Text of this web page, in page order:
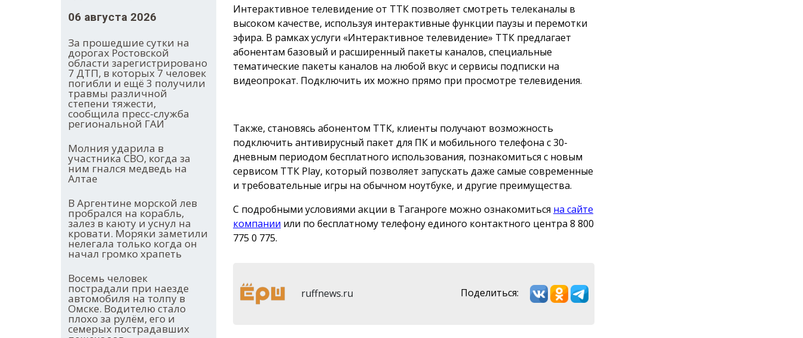
06 августа 2026
За прошедшие сутки на
дорогах Ростовской
области зарегистрировано
7 ДТП, в которых 7 человек
погибли и ещё 3 получили
травмы различной
степени тяжести,
сообщила пресс-служба
региональной ГАИ
Молния ударила в
участника СВО, когда за
ним гнался медведь на
Алтае
В Аргентине морской лев
пробрался на корабль,
залез в каюту и уснул на
кровати. Моряки заметили
нелегала только когда он
начал громко храпеть
Восемь человек
пострадали при наезде
автомобиля на толпу в
Омске. Водителю стало
плохо за рулём, его и
семерых пострадавших
Интерактивное телевидение от ТТК позволяет смотреть телеканалы в
высоком качестве, используя интерактивные функции паузы и перемотки
эфира. В рамках услуги «Интерактивное телевидение» ТТК предлагает
абонентам базовый и расширенный пакеты каналов, специальные
тематические пакеты каналов на любой вкус и сервисы подписки на
видеопрокат. Подключить их можно прямо при просмотре телевидения.
Также, становясь абонентом ТТК, клиенты получают возможность
подключить антивирусный пакет для ПК и мобильного телефона с 30-
дневным периодом бесплатного использования, познакомиться с новым
сервисом ТТК Play, который позволяет запускать даже самые современные
и требовательные игры на обычном ноутбуке, и другие преимущества.
С подробными условиями акции в Таганроге можно ознакомиться на сайте
компании или по бесплатному телефону единого контактного центра 8 800
775 0 775.
ruffnews.ru Поделиться: